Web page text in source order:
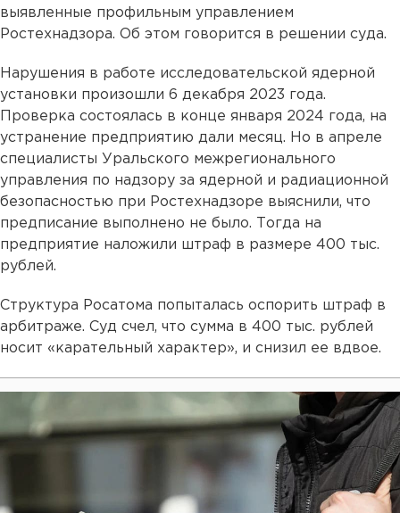
выявленные профильным управлением
Ростехнадзора. Об этом говорится в решении суда.
Нарушения в работе исследовательской ядерной
установки произошли 6 декабря 2023 года.
Проверка состоялась в конце января 2024 года, на
устранение предприятию дали месяц. Но в апреле
специалисты Уральского межрегионального
управления по надзору за ядерной и радиационной
безопасностью при Ростехнадзоре выяснили, что
предписание выполнено не было. Тогда на
предприятие наложили штраф в размере 400 тыс.
рублей.
Структура Росатома попыталась оспорить штраф в
арбитраже. Суд счел, что сумма в 400 тыс. рублей
носит «карательный характер», и снизил ее вдвое.